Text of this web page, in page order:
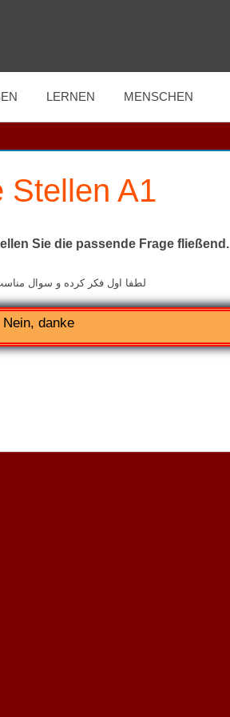
LERNEN MENSCHEN
Stellen A1
Sie die passende Frage fließend.
لطفا اول فکر کرده و سوال
Nein, danke